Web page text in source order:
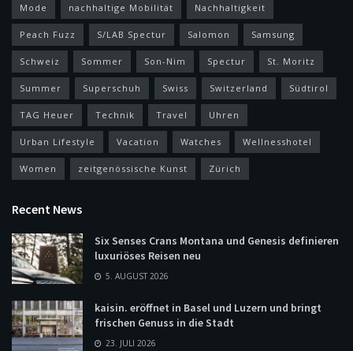
Mode nachhaltige Mobilität Nachhaltigkeit
Peach Fuzz S/LAB Spectur Salomon Samsung
Schweiz Sommer Son-Nim Spectur St. Moritz
Summer Superschuh Swiss Switzerland Südtirol
TAG Heuer Technik Travel Uhren
Urban Lifestyle Vacation Watches Wellnesshotel
Women zeitgenössische Kunst Zürich
Recent News
Six Senses Crans Montana und Genesis definieren
luxuriöses Reisen neu
5. AUGUST 2026
kaisin. eröffnet in Basel und Luzern und bringt
frischen Genuss in die Stadt
23. JULI 2026